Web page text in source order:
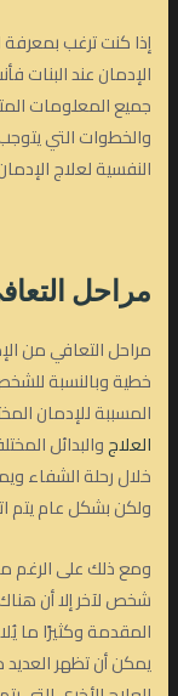
إذا كنت ترغب
الإدمان عند البنات
جميع المعلومات
والخطوات التي
النفسية لعلاج
مراحل
مراحل التعافي من
خطية وبالنسبة
المسببة للإدمان
العلاجوالبدائل
خلال رحلة الشفاء
ولكن بشكل عام يتم
ومع ذلك على الرغم
شخص لآخر إلا أن
المقدمة وكثيرًا ما
يمكن أن تظهر